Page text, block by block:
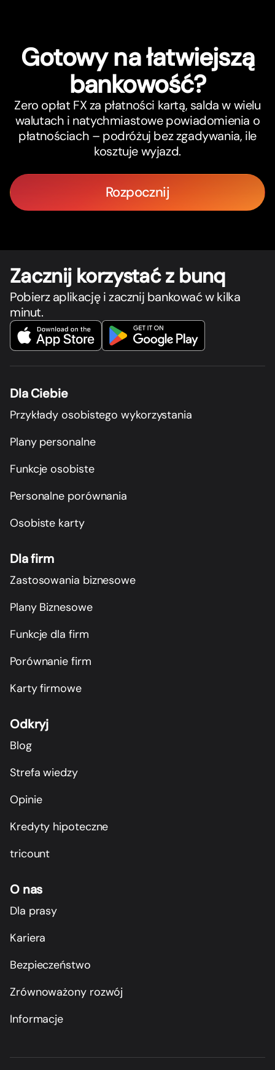
Gotowy na łatwiejszą
bankowość?
Zero opłat FX za płatności kartą, salda w wielu
walutach i natychmiastowe powiadomienia o
płatnościach – podróżuj bez zgadywania, ile
kosztuje wyjazd.
Rozpocznij
Zacznij korzystać z bunq
Pobierz aplikację i zacznij bankować w kilka
minut.
Dla Ciebie
Przykłady osobistego wykorzystania
Plany personalne
Funkcje osobiste
Personalne porównania
Osobiste karty
Dla firm
Zastosowania biznesowe
Plany Biznesowe
Funkcje dla firm
Porównanie firm
Karty firmowe
Odkryj
Blog
Strefa wiedzy
Opinie
Kredyty hipoteczne
tricount
O nas
Dla prasy
Kariera
Bezpieczeństwo
Zrównoważony rozwój
Informacje